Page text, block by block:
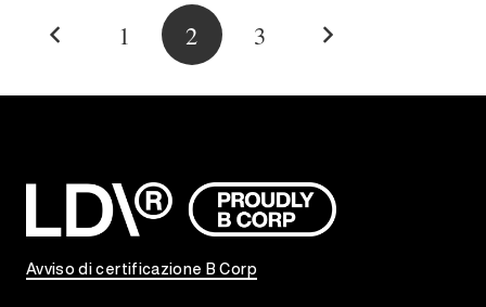
1 2 3
Avviso di certificazione B Corp